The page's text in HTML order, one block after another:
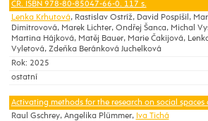
ČR. ISBN 978-80-85047-66-0. 117 s.
Lenka Krhutová, Rastislav Ostríž, David Pospíšil,
Dimitrovová, Marek Lichter, Ondřej Šanca, Michal
Martina Hájková, Matěj Bauer, Marie Čakijová,
Vyletová, Zdeňka Beránková Juchelková
Rok: 2025
ostatní
Activating methods for the research on social spaces
Raul Gschrey, Angelika Plümmer, Iva Tichá